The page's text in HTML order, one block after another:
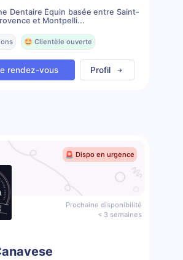
Dentaire Équin basée entre Saint-
et Montpelli...
🤩 Clientèle ouverte
rendez-vous Profil
🚨 Dispo en urgence
Prochaine disponibilité
< 3 semaines